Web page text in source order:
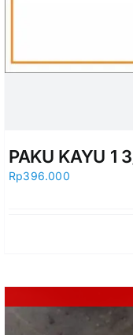
PAKU KAYU 1
Rp396.000